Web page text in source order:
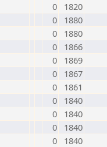
0
1820
0
1880
0
1880
0
1866
0
1869
0
1867
0
1861
0
1840
0
1840
0
1840
0 1840